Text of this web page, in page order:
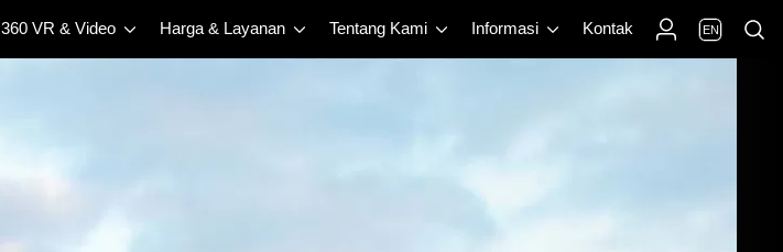
360 VR & Video Harga & Layanan Tentang Kami Informasi Kontak EN